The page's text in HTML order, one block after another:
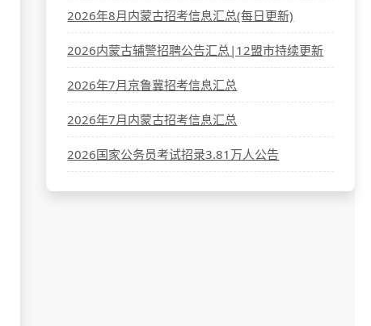
2026年8月内蒙古招考信息汇总(每日更新)
2026内蒙古辅警招聘公告汇总|12盟市持续更新
2026年7月京鲁冀招考信息汇总
2026年7月内蒙古招考信息汇总
2026国家公务员考试招录3.81万人公告